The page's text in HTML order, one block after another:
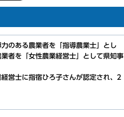
のある農業者を「指導農業士」とし
者を「女性農業経営士」として県知事
営士に指宿ひろ子さんが認定され、2